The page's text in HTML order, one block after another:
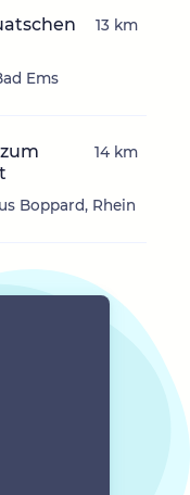
Ems
13 km
Boppard, Rhein
14 km